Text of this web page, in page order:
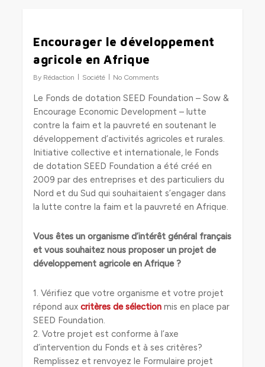
Encourager le développement
agricole en Afrique
By Rédaction Société No Comments
Le Fonds de dotation SEED Foundation – Sow &
Encourage Economic Development – lutte
contre la faim et la pauvreté en soutenant le
développement d’activités agricoles et rurales.
Initiative collective et internationale, le Fonds
de dotation SEED Foundation a été créé en
2009 par des entreprises et des particuliers du
Nord et du Sud qui souhaitaient s’engager dans
la lutte contre la faim et la pauvreté en Afrique.
Vous êtes un organisme d’intérêt général français
et vous souhaitez nous proposer un projet de
développement agricole en Afrique ?
1. Vérifiez que votre organisme et votre projet
répond auxcritères de sélection mis en place par
SEED Foundation.
2. Votre projet est conforme à l’axe
d’intervention du Fonds et à ses critères?
Remplissez et renvoyez le Formulaire projet